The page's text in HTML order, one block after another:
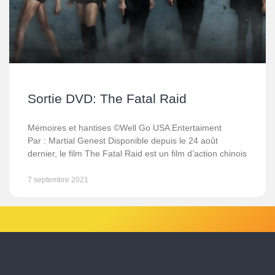
Sortie DVD: The Fatal Raid
Mémoires et hantises ©Well Go USA Entertaiment
Par : Martial Genest Disponible depuis le 24 août
dernier, le film The Fatal Raid est un film d’action chinois
7 septembre 2021